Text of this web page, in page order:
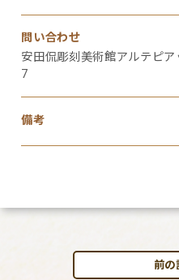
問い合わせ
安田侃彫刻美術館アルテピ
7
備考
前の